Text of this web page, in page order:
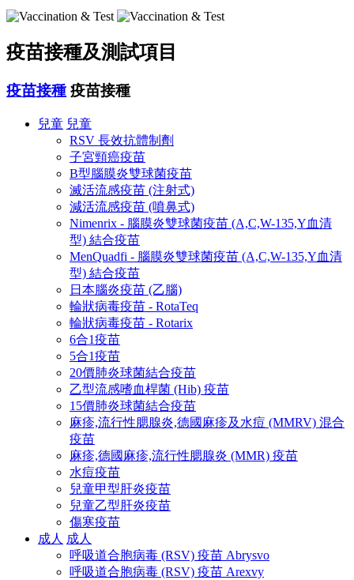
疫苗接種及測試項目
疫苗接種 疫苗接種
兒童 兒童
RSV 長效抗體制劑
子宮頸癌疫苗
B型腦膜炎雙球菌疫苗
滅活流感疫苗 (注射式)
減活流感疫苗 (噴鼻式)
Nimenrix - 腦膜炎雙球菌疫苗 (A,C,W-135,Y血清
型) 結合疫苗
MenQuadfi - 腦膜炎雙球菌疫苗 (A,C,W-135,Y血清
型) 結合疫苗
日本腦炎疫苗 (乙腦)
輪狀病毒疫苗 - RotaTeq
輪狀病毒疫苗 - Rotarix
6合1疫苗
5合1疫苗
20價肺炎球菌結合疫苗
乙型流感嗜血桿菌 (Hib) 疫苗
15價肺炎球菌結合疫苗
麻疹,流行性腮腺炎,德國麻疹及水痘 (MMRV) 混合
疫苗
麻疹,德國麻疹,流行性腮腺炎 (MMR) 疫苗
水痘疫苗
兒童甲型肝炎疫苗
兒童乙型肝炎疫苗
傷寒疫苗
成人 成人
呼吸道合胞病毒 (RSV) 疫苗 Abrysvo
呼吸道合胞病毒 (RSV) 疫苗 Arexvy